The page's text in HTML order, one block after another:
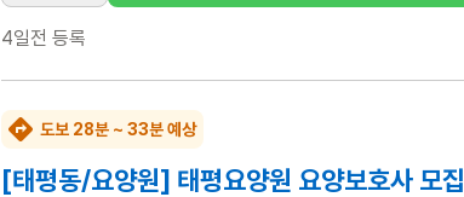
4일전 등록
도보 28분 ~ 33분 예상
[태평동/요양원] 태평요양원 요양보호사 모집